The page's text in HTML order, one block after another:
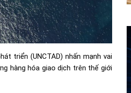
triển (UNCTAD) nhấn mạnh vai
hàng hóa giao dịch trên thế giới